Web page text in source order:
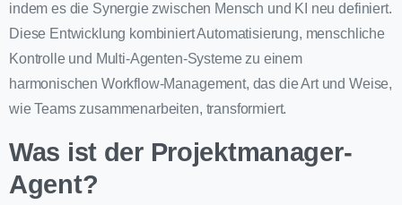
indem es die Synergie zwischen Mensch und KI neu definiert.
Diese Entwicklung kombiniert Automatisierung, menschliche
Kontrolle und Multi-Agenten-Systeme zu einem
harmonischen Workflow-Management, das die Art und Weise,
wie Teams zusammenarbeiten, transformiert.
Was ist der Projektmanager-
Agent?